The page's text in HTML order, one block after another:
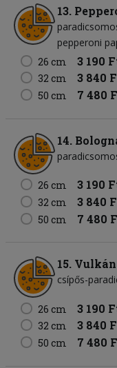
13.
pepperoni
26 cm
3 190
32 cm 3 840
50 cm 7 480
14.
26 cm 3 190
32 cm 3 840
50 cm 7 480
15.
csípős-
26 cm 3 190
32 cm 3 840
50 cm 7 480